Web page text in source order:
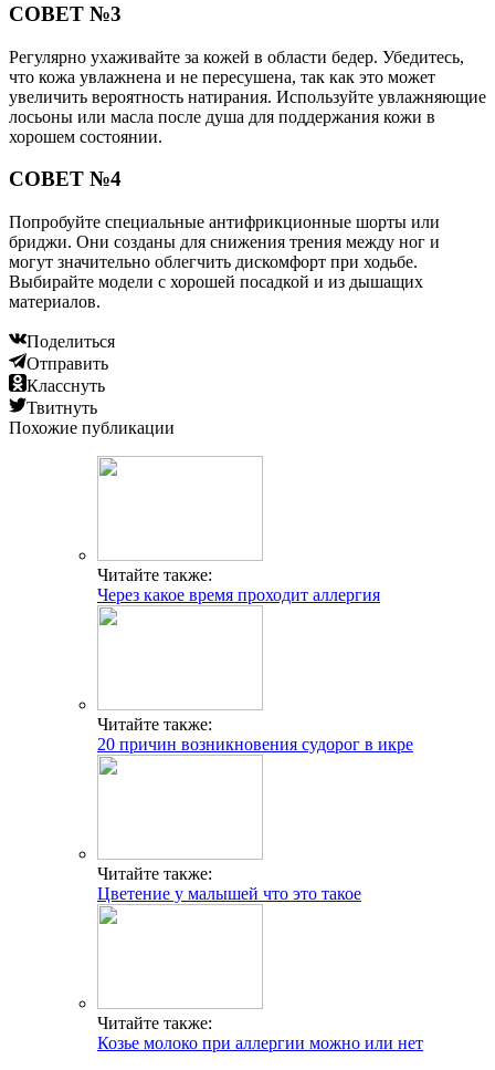
СОВЕТ №3
Регулярно ухаживайте за кожей в области бедер. Убедитесь,
что кожа увлажнена и не пересушена, так как это может
увеличить вероятность натирания. Используйте увлажняющие
лосьоны или масла после душа для поддержания кожи в
хорошем состоянии.
СОВЕТ №4
Попробуйте специальные антифрикционные шорты или
бриджи. Они созданы для снижения трения между ног и
могут значительно облегчить дискомфорт при ходьбе.
Выбирайте модели с хорошей посадкой и из дышащих
материалов.
Поделиться
Отправить
Класснуть
Твитнуть
Похожие публикации
Читайте также:
Через какое время проходит аллергия
Читайте также:
20 причин возникновения судорог в икре
Читайте также:
Цветение у малышей что это такое
Читайте также:
Козье молоко при аллергии можно или нет